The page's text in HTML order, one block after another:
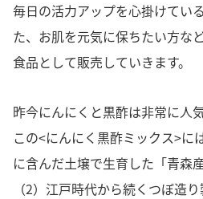
毎日の活力アップを心掛けてい
た、お肌を元気に保ちたい方な
食品として販売していきます。
昨今にんにくと黒酢は非常に人
この<にんにく黒酢ミックス>に
に含んだ土壌で生育した「青森
（2）江戸時代から続くつぼ造